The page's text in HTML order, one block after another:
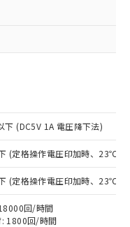
下 (DC5V 1A 電圧降下法)
(定格操作電圧印加時、23℃、
(定格操作電圧印加時、23℃、
回/時間
: 1800回/時間
、同意のうえ
機器事業取扱
び標準価格
だくもので
能な商品で
（10物質）の
応品を出す予
（10物質）の
たは確認中の
形物で、有
です。
中国RoHSの
ます。